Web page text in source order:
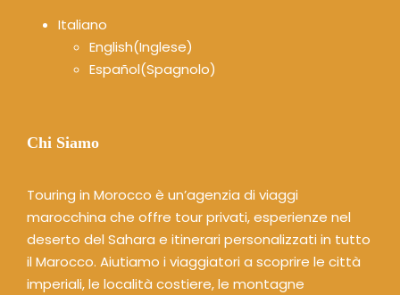
Italiano
English(Inglese)
Español(Spagnolo)
Chi Siamo
Touring in Morocco è un’agenzia di viaggi
marocchina che offre tour privati, esperienze nel
deserto del Sahara e itinerari personalizzati in tutto
il Marocco. Aiutiamo i viaggiatori a scoprire le città
imperiali, le località costiere, le montagne